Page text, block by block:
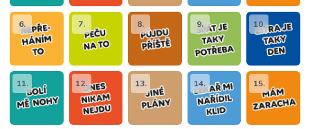
6. 7. 8. 9. 10.
11. 12. 13. 14. 15.